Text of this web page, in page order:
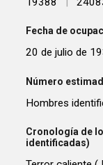
Fecha de
20 de julio de
Número
Hombres
Cronología de
identificadas)